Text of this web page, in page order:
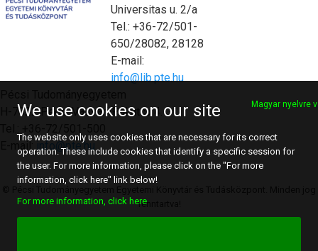
Universitas u. 2/a
Tel.: +36-72/501-
650/28082, 28128
E-mail:
info@lib.pte.hu
H-7622 Pécs, Vasvári Pál utca 4.
info@pte.hu
fenntartva!
We use cookies on our site Magyar nyelvre
The website only uses cookies that are necessary for its correct
operation. These include cookies that identify a specific session for
the user. For more information, please click on the "For more
information, click here" link below!
For more information, click here